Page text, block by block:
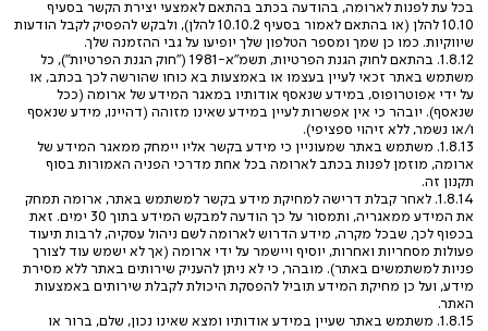
בכל עת לפנות לארומה, בהודעה בכתב בהתאם לאמצעי יצירת הקשר בסעיף
‎10.10 להלן (או בהתאם לאמור בסעיף ‎10.10.2 להלן), ולבקש להפסיק לקבל הודעות
שיווקיות. כמו כן שמך ומספר הטלפון שלך יופיעו על גבי ההזמנה שלך.
1.8.12. בהתאם לחוק הגנת הפרטיות, תשמ
"א-1981 (" חוק הגנת הפרטיות"), כל
משתמש באתר זכאי לעיין בעצמו או באמצעות בא כוחו שהורשה לכך בכתב, או
על ידי אפוטרופוס, במידע שנאסף אודותיו במאגר המידע של ארומה (ככל
שנאסף). יובהר כי אין אפשרות לעיין במידע שאינו מזוהה (דהיינו, מידע שנאסף
ו/או נשמר, ללא זיהוי ספציפי).
1.8.13. משתמש באתר שמעוניין כי מידע בקשר אליו יימחק ממאגר המידע של
ארומה, מוזמן לפנות בכתב לארומה בכל אחת מדרכי הפניה האמורות בסוף
תקנון זה.
1.8.14. לאחר קבלת דרישה למחיקת מידע בקשר למשתמש באתר, ארומה תמחק
את המידע ממאגריה, ותמסור על כך הודעה למבקש המידע בתוך 30 ימים. זאת
בכפוף לכך, שבכל מקרה, מידע הדרוש לארומה לשם ניהול עסקיה, לרבות תיעוד
פעולות מסחריות ואחרות, יוסיף ויישמר על ידי ארומה (אך לא ישמש עוד לצורך
פניות למשתמשים באתר). מובהר, כי לא ניתן להעניק שירותים באתר ללא מסירת
מידע, ועל כן מחיקת המידע תוביל להפסקת היכולת לקבלת שירותים באמצעות
האתר.
1.8.15. משתמש באתר שעיין במידע אודותיו ומצא שאינו נכון, שלם, ברור או